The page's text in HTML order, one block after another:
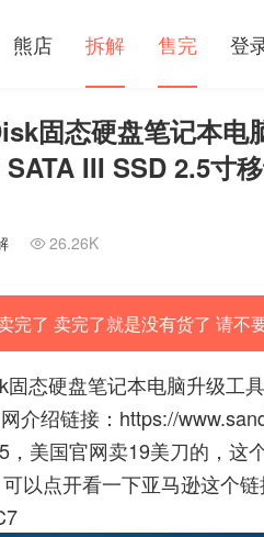
熊店 拆解 售完 登
固态硬盘笔记本电
III SSD 2.5寸
 26.26K
完了 卖完了就是没有货了 请不
态硬盘笔记本电脑升级工
介绍链接： https://
美国官网卖19美刀的，这
以点开看一下亚马逊这个链